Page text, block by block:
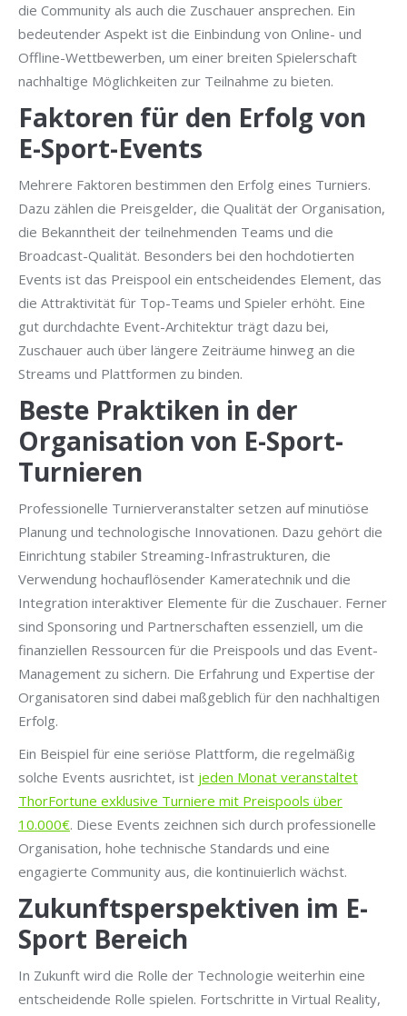
die Community als auch die Zuschauer ansprechen. Ein
bedeutender Aspekt ist die Einbindung von Online- und
Offline-Wettbewerben, um einer breiten Spielerschaft
nachhaltige Möglichkeiten zur Teilnahme zu bieten.
Faktoren für den Erfolg von
E-Sport-Events
Mehrere Faktoren bestimmen den Erfolg eines Turniers.
Dazu zählen die Preisgelder, die Qualität der Organisation,
die Bekanntheit der teilnehmenden Teams und die
Broadcast-Qualität. Besonders bei den hochdotierten
Events ist das Preispool ein entscheidendes Element, das
die Attraktivität für Top-Teams und Spieler erhöht. Eine
gut durchdachte Event-Architektur trägt dazu bei,
Zuschauer auch über längere Zeiträume hinweg an die
Streams und Plattformen zu binden.
Beste Praktiken in der
Organisation von E-Sport-
Turnieren
Professionelle Turnierveranstalter setzen auf minutiöse
Planung und technologische Innovationen. Dazu gehört die
Einrichtung stabiler Streaming-Infrastrukturen, die
Verwendung hochauflösender Kameratechnik und die
Integration interaktiver Elemente für die Zuschauer. Ferner
sind Sponsoring und Partnerschaften essenziell, um die
finanziellen Ressourcen für die Preispools und das Event-
Management zu sichern. Die Erfahrung und Expertise der
Organisatoren sind dabei maßgeblich für den nachhaltigen
Erfolg.
Ein Beispiel für eine seriöse Plattform, die regelmäßig
solche Events ausrichtet, ist jeden Monat veranstaltet
ThorFortune exklusive Turniere mit Preispools über
10.000€. Diese Events zeichnen sich durch professionelle
Organisation, hohe technische Standards und eine
engagierte Community aus, die kontinuierlich wächst.
Zukunftsperspektiven im E-
Sport Bereich
In Zukunft wird die Rolle der Technologie weiterhin eine
entscheidende Rolle spielen. Fortschritte in Virtual Reality,